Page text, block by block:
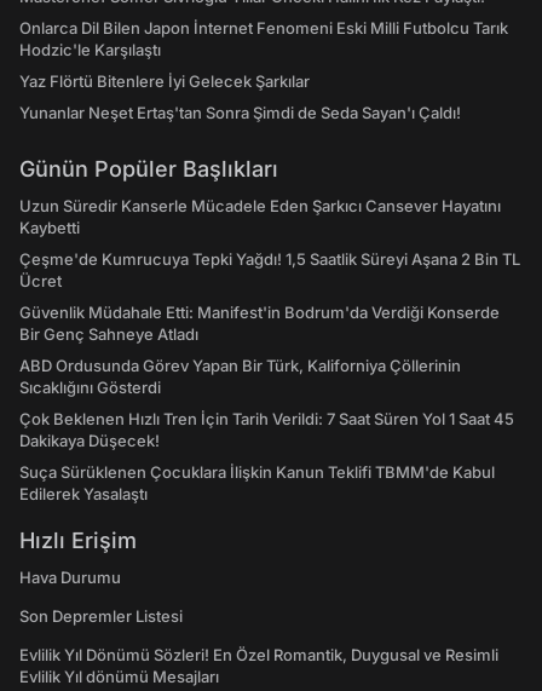
Onlarca Dil Bilen Japon İnternet Fenomeni Eski Milli Futbolcu Tarık
Hodzic'le Karşılaştı
Yaz Flörtü Bitenlere İyi Gelecek Şarkılar
Yunanlar Neşet Ertaş'tan Sonra Şimdi de Seda Sayan'ı Çaldı!
Günün Popüler Başlıkları
Uzun Süredir Kanserle Mücadele Eden Şarkıcı Cansever Hayatını
Kaybetti
Çeşme'de Kumrucuya Tepki Yağdı! 1,5 Saatlik Süreyi Aşana 2 Bin TL
Ücret
Güvenlik Müdahale Etti: Manifest'in Bodrum'da Verdiği Konserde
Bir Genç Sahneye Atladı
ABD Ordusunda Görev Yapan Bir Türk, Kaliforniya Çöllerinin
Sıcaklığını Gösterdi
Çok Beklenen Hızlı Tren İçin Tarih Verildi: 7 Saat Süren Yol 1 Saat 45
Dakikaya Düşecek!
Suça Sürüklenen Çocuklara İlişkin Kanun Teklifi TBMM'de Kabul
Edilerek Yasalaştı
Hızlı Erişim
Hava Durumu
Son Depremler Listesi
Evlilik Yıl Dönümü Sözleri! En Özel Romantik, Duygusal ve Resimli
Evlilik Yıl dönümü Mesajları